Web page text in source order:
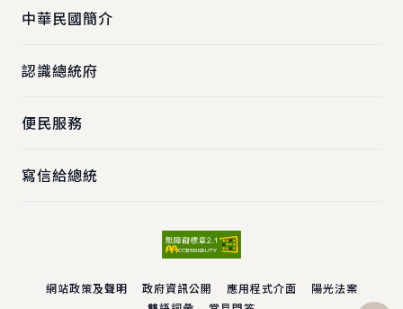
中華民國簡介
認識總統府
便民服務
寫信給總統
網站政策及聲明 政府資訊公開 應用程式介面
陽光法案